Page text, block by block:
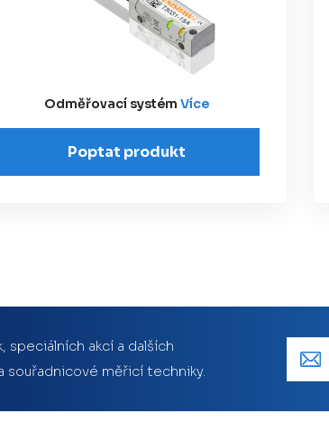
Odměřovací systém Více
Poptat produkt
speciálních akcí a dalších
souřadnicové měřicí techniky.